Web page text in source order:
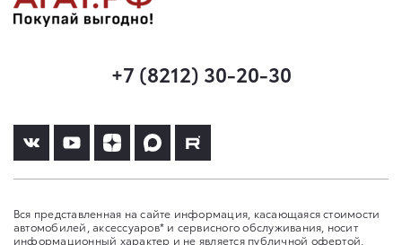
+7 (8212) 30-20-30
Вся представленная на сайте информация, касающаяся стоимости
автомобилей, аксессуаров* и сервисного обслуживания, носит
информационный характер и не является публичной офертой,